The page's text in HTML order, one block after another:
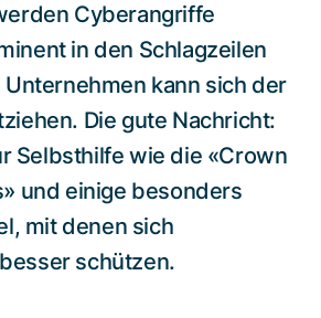
Cyberangriffe
in den Schlagzeilen
Unternehmen kann sich der
Die gute Nachricht:
Selbsthilfe wie die «Crown
und einige besonders
mit denen sich
schützen.